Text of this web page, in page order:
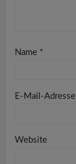
Name *
E-Mail-Adresse
Website